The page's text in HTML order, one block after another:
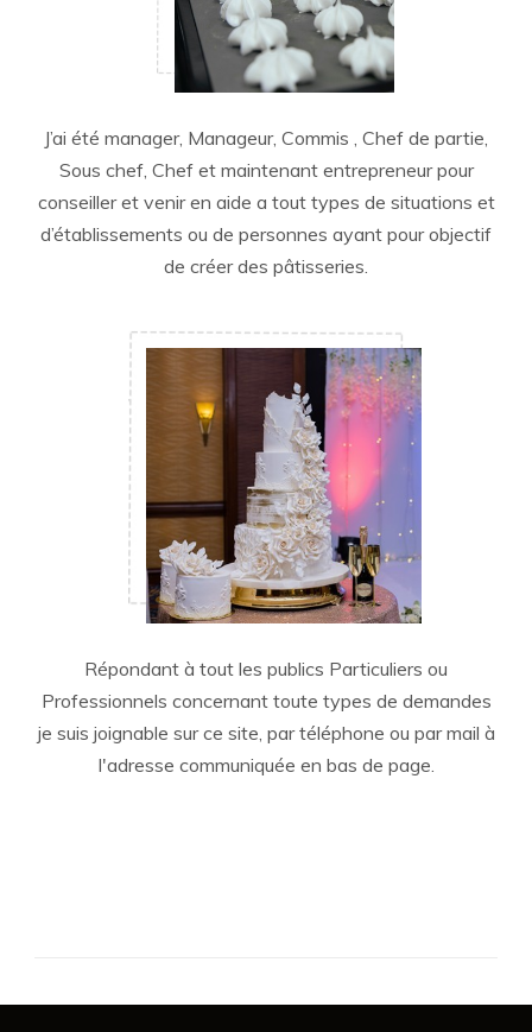
J’ai été manager, Manageur, Commis , Chef de partie,
Sous chef, Chef et maintenant entrepreneur pour
conseiller et venir en aide a tout types de situations et
d’établissements ou de personnes ayant pour objectif
de créer des pâtisseries.
Répondant à tout les publics Particuliers ou
Professionnels concernant toute types de demandes
je suis joignable sur ce site, par téléphone ou par mail à
l'adresse communiquée en bas de page.